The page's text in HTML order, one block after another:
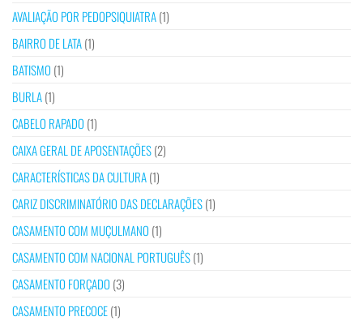
AVALIAÇÃO POR PEDOPSIQUIATRA(1)
BAIRRO DE LATA(1)
BATISMO (1)
BURLA(1)
CABELO RAPADO (1)
CAIXA GERAL DE APOSENTAÇÕES(2)
CARACTERÍSTICAS DA CULTURA(1)
CARIZ DISCRIMINATÓRIO DAS DECLARAÇÕES(1)
CASAMENTO COM MUÇULMANO (1)
CASAMENTO COM NACIONAL PORTUGUÊS(1)
CASAMENTO FORÇADO (3)
CASAMENTO PRECOCE(1)